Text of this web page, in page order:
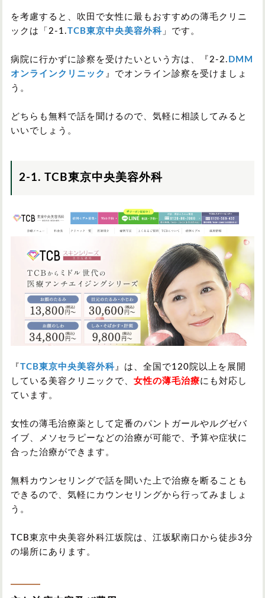
を考慮すると、吹田で女性に最もおすすめの薄毛クリニ
ックは「2-1.TCB東京中央美容外科 」です。
病院に行かずに診察を受けたいという方は、『2-2. DMM
オンラインクリニック 』でオンライン診察を受けましょ
う。
どちらも無料で話を聞けるので、気軽に相談してみると
いいでしょう。
2-1. TCB東京中央美容外科
『 TCB東京中央美容外科』は、全国で120院以上を展開
している美容クリニックで、 女性の薄毛治療にも対応し
ています。
女性の薄毛治療薬として定番のパントガールやルグゼバ
イブ、メソセラピーなどの治療が可能で、予算や症状に
合った治療ができます。
無料カウンセリングで話を聞いた上で治療を断ることも
できるので、気軽にカウンセリングから行ってみましょ
う。
TCB東京中央美容外科江坂院は、江坂駅南口から徒歩3分
の場所にあります。